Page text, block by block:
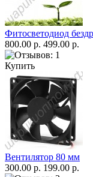
Фитосветодиод
800.00 р. 499.00 р.
Купить
Вентилятор 80 мм
300.00 р. 199.00 р.